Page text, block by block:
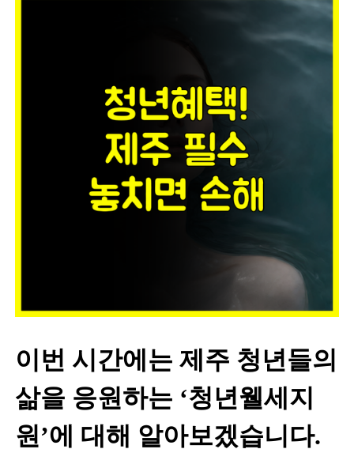
이번 시간에는 제주 청년들의
삶을 응원하는 ‘청년웰세지
원’에 대해 알아보겠습니다.